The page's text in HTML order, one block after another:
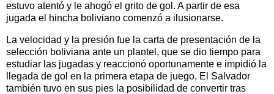
estuvo atentó y le ahogó el grito de gol. A partir de esa
jugada el hincha boliviano comenzó a ilusionarse.
La velocidad y la presión fue la carta de presentación de la
selección boliviana ante un plantel, que se dio tiempo para
estudiar las jugadas y reaccionó oportunamente e impidió la
llegada de gol en la primera etapa de juego, El Salvador
también tuvo en sus pies la posibilidad de convertir tras